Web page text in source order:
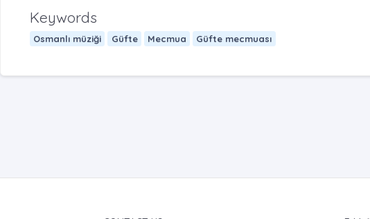
Keywords
Osmanlı müziği Güfte Mecmua Güfte mecmuası